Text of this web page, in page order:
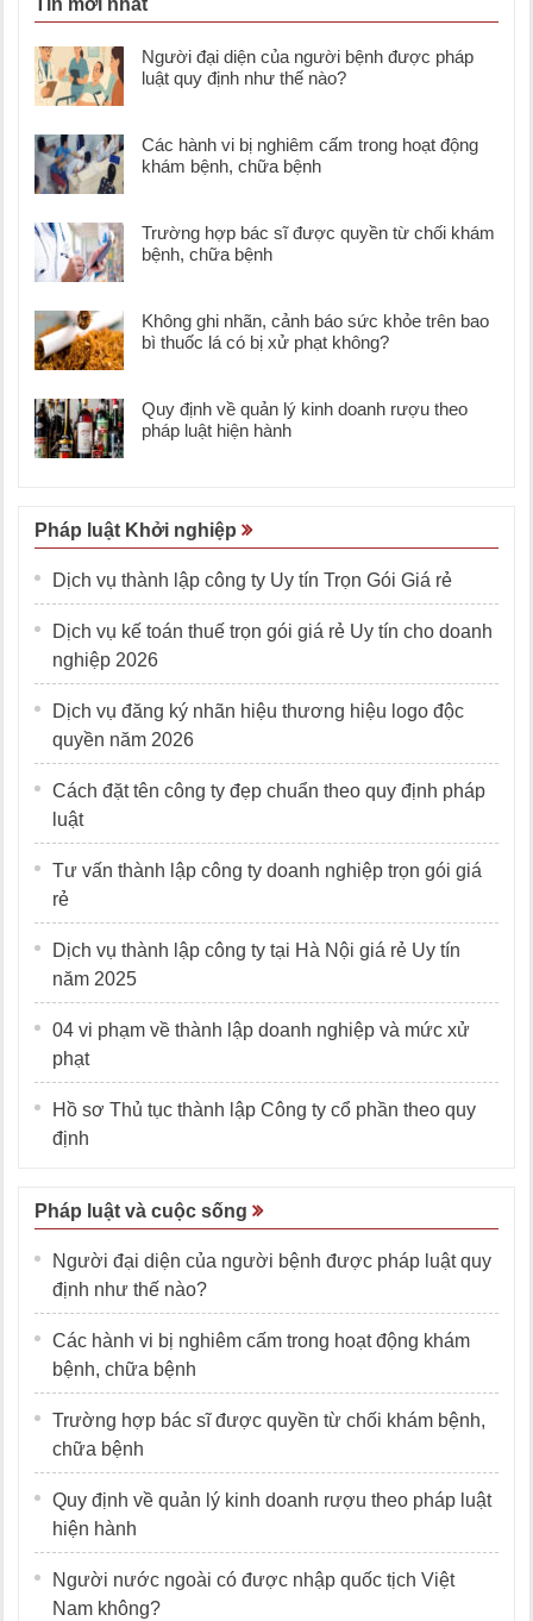
Tin mới nhất
Người đại diện của người bệnh được pháp
luật quy định như thế nào?
Các hành vi bị nghiêm cấm trong hoạt động
khám bệnh, chữa bệnh
Trường hợp bác sĩ được quyền từ chối khám
bệnh, chữa bệnh
Không ghi nhãn, cảnh báo sức khỏe trên bao
bì thuốc lá có bị xử phạt không?
Quy định về quản lý kinh doanh rượu theo
pháp luật hiện hành
Pháp luật Khởi nghiệp
Dịch vụ thành lập công ty Uy tín Trọn Gói Giá rẻ
Dịch vụ kế toán thuế trọn gói giá rẻ Uy tín cho doanh
nghiệp 2026
Dịch vụ đăng ký nhãn hiệu thương hiệu logo độc
quyền năm 2026
Cách đặt tên công ty đẹp chuẩn theo quy định pháp
luật
Tư vấn thành lập công ty doanh nghiệp trọn gói giá
rẻ
Dịch vụ thành lập công ty tại Hà Nội giá rẻ Uy tín
năm 2025
04 vi phạm về thành lập doanh nghiệp và mức xử
phạt
Hồ sơ Thủ tục thành lập Công ty cổ phần theo quy
định
Pháp luật và cuộc sống
Người đại diện của người bệnh được pháp luật quy
định như thế nào?
Các hành vi bị nghiêm cấm trong hoạt động khám
bệnh, chữa bệnh
Trường hợp bác sĩ được quyền từ chối khám bệnh,
chữa bệnh
Quy định về quản lý kinh doanh rượu theo pháp luật
hiện hành
Người nước ngoài có được nhập quốc tịch Việt
Nam không?